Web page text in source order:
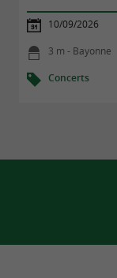
10/09/2026
3 m - Bayonne
Concerts